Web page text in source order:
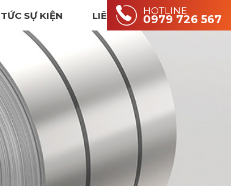
SỰ KIỆN LIÊN HỆ HOTLINE
0979 726 567